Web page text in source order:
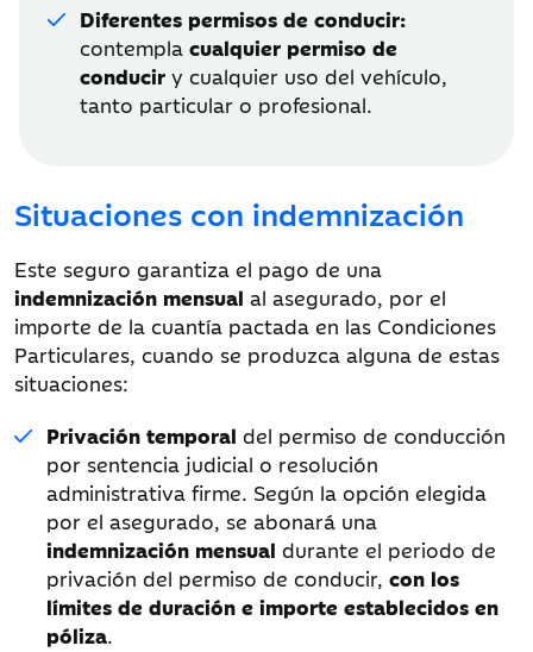
Diferentes permisos de conducir:
contempla cualquier permiso de
conducir y cualquier uso del vehículo,
tanto particular o profesional.
Situaciones con indemnización
Este seguro garantiza el pago de una
indemnización mensual al asegurado, por el
importe de la cuantía pactada en las Condiciones
Particulares, cuando se produzca alguna de estas
situaciones:
Privación temporal del permiso de conducción
por sentencia judicial o resolución
administrativa firme. Según la opción elegida
por el asegurado, se abonará una
indemnización mensual durante el periodo de
privación del permiso de conducir, con los
límites de duración e importe establecidos en
póliza.